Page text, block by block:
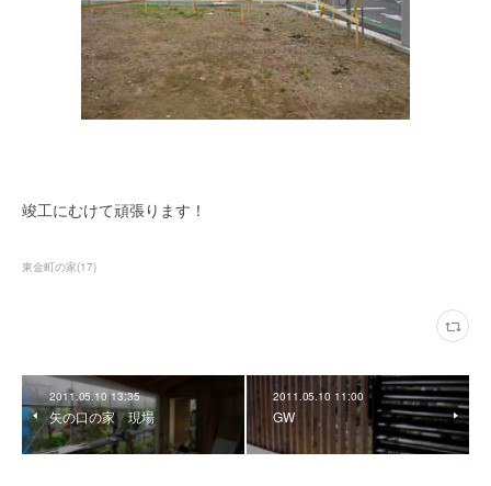
竣工にむけて頑張ります！
東金町の家(17)
2011.05.10 13:35
矢の口の家 現場
2011.05.10 11:00
GW